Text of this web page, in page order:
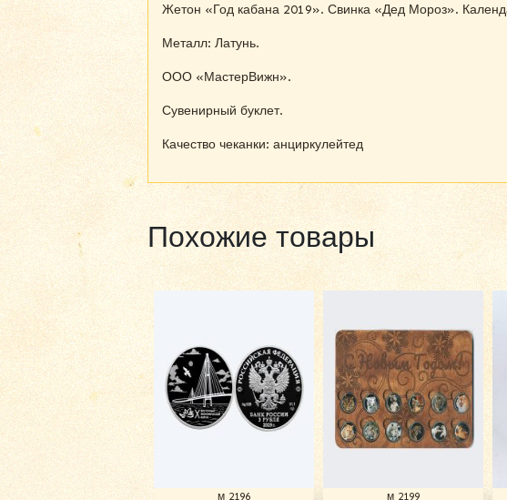
Жетон «Год кабана 2019». Свинка «Дед Мороз».
Металл: Латунь.
ООО «МастерВижн».
Сувенирный буклет.
Качество чеканки: анциркулейтед
Похожие товары
м 2196 м 2199